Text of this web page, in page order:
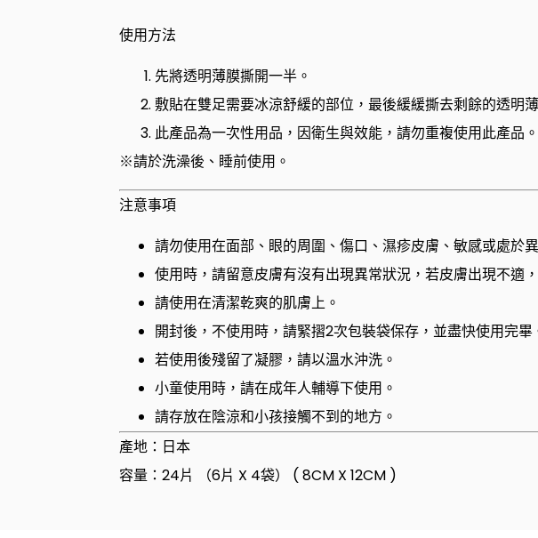
使用方法
先將透明薄膜撕開一半。
敷貼在雙足需要冰涼舒緩的部位，最後緩緩撕去剩餘的透明
此產品為一次性用品，因衛生與效能，請勿重複使用此產品。
※請於洗澡後、睡前使用。
注意事項
請勿使用在面部、眼的周圍、傷口、濕疹皮膚、敏感或處於
使用時，請留意皮膚有沒有出現異常狀況，若皮膚出現不適
請使用在清潔乾爽的肌膚上。
開封後，不使用時，請緊摺2次包裝袋保存，並盡快使用完畢
若使用後殘留了凝膠，請以溫水沖洗。
小童使用時，請在成年人輔導下使用。
請存放在陰涼和小孩接觸不到的地方。
產地：日本
容量：24片 （6片 X 4袋） ( 8CM X 12CM )